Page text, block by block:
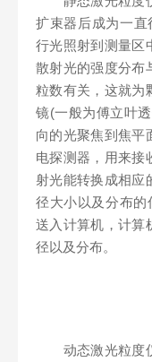
扩束器后成为一直
行光照射到测量区
散射光的强度分布
粒数有关，这就为
镜(一般为傅立叶
向的光聚焦到焦平
电探测器，用来接
射光能转换成相应
径大小以及分布的
送入计算机，计算
径以及分布。
动态激光粒度仪